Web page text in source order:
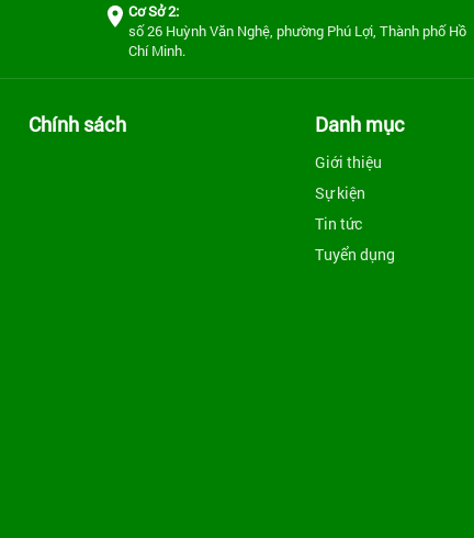
Cơ Sở 2:
số 26 Huỳnh Văn Nghệ, phường Phú Lợi, Thành phố Hồ
Chí Minh.
Chính sách Danh mục
Giới thiệu
Sự kiện
Tin tức
Tuyển dụng